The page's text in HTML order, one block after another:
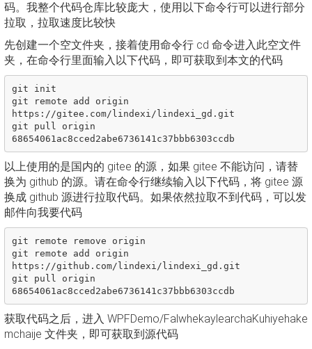
码。我整个代码仓库比较庞大，使用以下命令行可以进行部分
拉取，拉取速度比较快
先创建一个空文件夹，接着使用命令行 cd 命令进入此空文件
夹，在命令行里面输入以下代码，即可获取到本文的代码
git init
git remote add origin
https://gitee.com/lindexi/lindexi_gd.git
git pull origin
以上使用的是国内的 gitee 的源，如果 gitee 不能访问，请替
换为 github 的源。请在命令行继续输入以下代码，将 gitee 源
换成 github 源进行拉取代码。如果依然拉取不到代码，可以发
邮件向我要代码
git remote remove origin
git remote add origin
https://github.com/lindexi/lindexi_gd.git
git pull origin
获取代码之后，进入 WPFDemo/FalwhekaylearchaKuhiyehake
mchaije 文件夹，即可获取到源代码